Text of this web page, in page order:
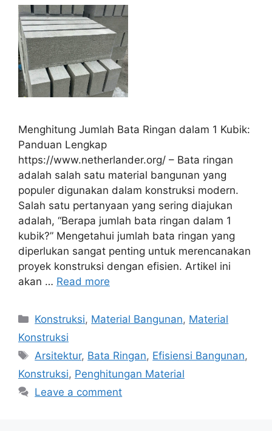
Menghitung Jumlah Bata Ringan dalam 1 Kubik:
Panduan Lengkap
https://www.netherlander.org/ – Bata ringan
adalah salah satu material bangunan yang
populer digunakan dalam konstruksi modern.
Salah satu pertanyaan yang sering diajukan
adalah, “Berapa jumlah bata ringan dalam 1
kubik?” Mengetahui jumlah bata ringan yang
diperlukan sangat penting untuk merencanakan
proyek konstruksi dengan efisien. Artikel ini
akan … Read more
Categories
Konstruksi, Material Bangunan, Material
Konstruksi
Tags
Arsitektur, Bata Ringan, Efisiensi Bangunan,
Konstruksi, Penghitungan Material
Leave a comment